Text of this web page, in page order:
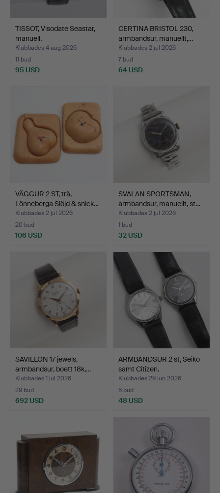
TISSOT, Visodate Seastar,
manuell.
Klubbades 4 aug 2026
11 bud
95 USD
CERTINA BRISTOL 230,
armbandsur, manuellt,…
Klubbades 2 jul 2026
7 bud
64 USD
VÄGGUR 2 ST, trä,
Lönneberga Slöjd & snick…
Klubbades 2 jul 2026
20 bud
106 USD
SVALAN SPORTSMAN,
armbandsur, manuellt, st…
Klubbades 2 jul 2026
1 bud
32 USD
SAVILLON 17 jewels,
armbandsur, boett 18k,…
Klubbades 1 jul 2026
29 bud
692 USD
ARMBANDSUR 2 st, Seiko
samt Citizen.
Klubbades 29 jun 2026
6 bud
48 USD